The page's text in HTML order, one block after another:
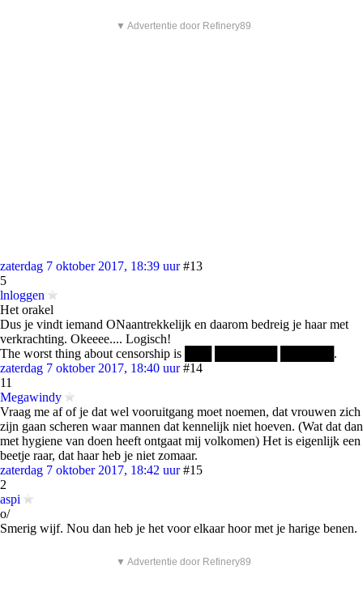
▼ Advertentie door Refinery89
zaterdag 7 oktober 2017, 18:39 uur #13
5
lnloggen
Het orakel
Dus je vindt iemand ONaantrekkelijk en daarom bedreig je haar met
verkrachting. Okeeee.... Logisch!
The worst thing about censorship is ███ ███████ ██████.
zaterdag 7 oktober 2017, 18:40 uur #14
11
Megawindy
Vraag me af of je dat wel vooruitgang moet noemen, dat vrouwen zich
zijn gaan scheren waar mannen dat kennelijk niet hoeven. (Wat dat dan
met hygiene van doen heeft ontgaat mij volkomen) Het is eigenlijk een
beetje raar, dat haar heb je niet zomaar.
zaterdag 7 oktober 2017, 18:42 uur #15
2
aspi
o/
Smerig wijf. Nou dan heb je het voor elkaar hoor met je harige benen.
▼ Advertentie door Refinery89